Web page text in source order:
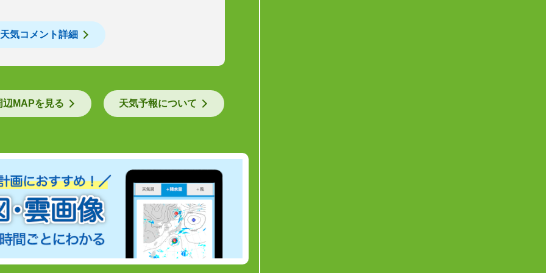
気コメント詳細
辺MAPを見る 天気予報について